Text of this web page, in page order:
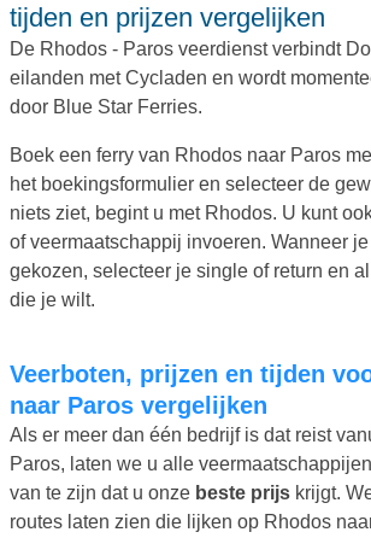
tijden en prijzen vergelijken
De Rhodos - Paros veerdienst verbindt
eilanden met Cycladen en wordt
door Blue Star Ferries.
Boek een ferry van Rhodos naar Paros
het boekingsformulier en selecteer de
niets ziet, begint u met Rhodos. U kunt
of veermaatschappij invoeren. Wanneer
gekozen, selecteer je single of return en
die je wilt.
Veerboten, prijzen en tijden voor Rhodos
naar Paros vergelijken
Als er meer dan één bedrijf is dat reist
Paros, laten we u alle
van te zijn dat u onze beste prijs krijgt.
routes laten zien die lijken op Rhodos